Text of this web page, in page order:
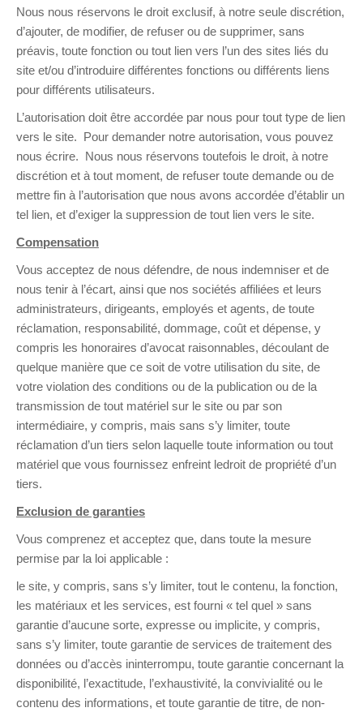
Nous nous réservons le droit exclusif, à notre seule discrétion,
d’ajouter, de modifier, de refuser ou de supprimer, sans
préavis, toute fonction ou tout lien vers l’un des sites liés du
site et/ou d’introduire différentes fonctions ou différents liens
pour différents utilisateurs.
L’autorisation doit être accordée par nous pour tout type de lien
vers le site. Pour demander notre autorisation, vous pouvez
nous écrire. Nous nous réservons toutefois le droit, à notre
discrétion et à tout moment, de refuser toute demande ou de
mettre fin à l’autorisation que nous avons accordée d’établir un
tel lien, et d’exiger la suppression de tout lien vers le site.
Compensation
Vous acceptez de nous défendre, de nous indemniser et de
nous tenir à l’écart, ainsi que nos sociétés affiliées et leurs
administrateurs, dirigeants, employés et agents, de toute
réclamation, responsabilité, dommage, coût et dépense, y
compris les honoraires d’avocat raisonnables, découlant de
quelque manière que ce soit de votre utilisation du site, de
votre violation des conditions ou de la publication ou de la
transmission de tout matériel sur le site ou par son
intermédiaire, y compris, mais sans s’y limiter, toute
réclamation d’un tiers selon laquelle toute information ou tout
matériel que vous fournissez enfreint ledroit de propriété d’un
tiers.
Exclusion de garanties
Vous comprenez et acceptez que, dans toute la mesure
permise par la loi applicable :
le site, y compris, sans s’y limiter, tout le contenu, la fonction,
les matériaux et les services, est fourni « tel quel » sans
garantie d’aucune sorte, expresse ou implicite, y compris,
sans s’y limiter, toute garantie de services de traitement des
données ou d’accès ininterrompu, toute garantie concernant la
disponibilité, l’exactitude, l’exhaustivité, la convivialité ou le
contenu des informations, et toute garantie de titre, de non-